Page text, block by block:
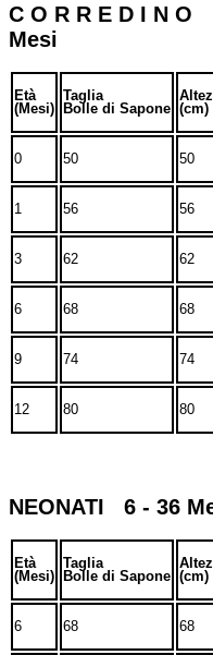
C O R R E D I N
Mesi
Età
(Mesi)
Taglia
Bolle di Sapone (cm)
0 50 50
1 56 56
3 62 62
6 68 68
9 74 74
12 80 80
NEONATI 6 - 36
Età
(Mesi)
Taglia
Bolle di Sapone (cm)
6 68 68